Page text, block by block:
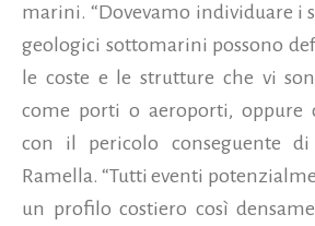
marini. “Dovevamo individuare i
geologici sottomarini possono
le coste e le strutture che vi
come porti o aeroporti, oppure
con il pericolo conseguente di
Ramella. “Tutti eventi
un profilo costiero così